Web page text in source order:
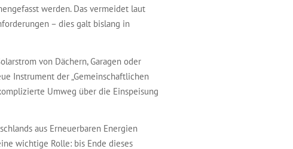
werden. Das vermeidet laut
– dies galt bislang in
von Dächern, Garagen oder
Instrument der „Gemeinschaftlichen
Umweg über die Einspeisung
aus Erneuerbaren Energien
wichtige Rolle: bis Ende dieses